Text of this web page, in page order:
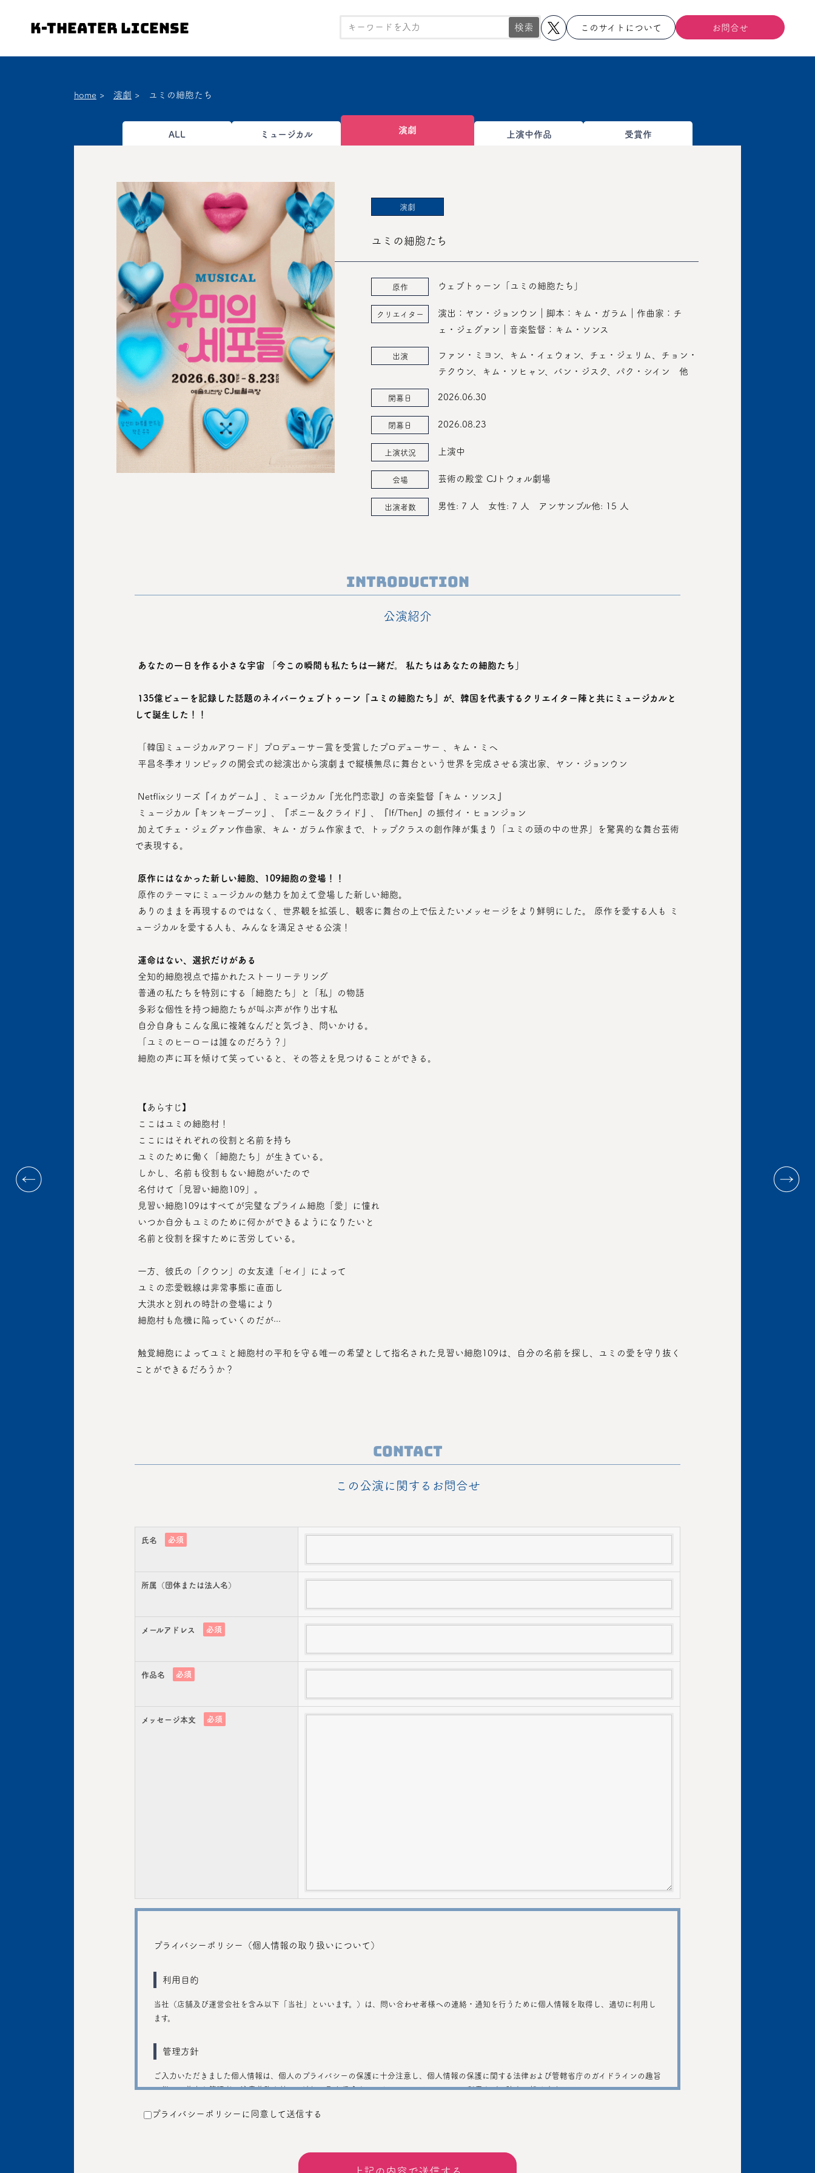
K-Theater License 検索 このサイトについて お問合せ
home > 演劇 > ユミの細胞たち
ALL ミュージカル 演劇 上演中作品 受賞作
演劇
ユミの細胞たち
原作 ウェブトゥーン「ユミの細胞たち」
クリエイター
演出：ヤン・ジョンウン｜脚本：キム・ガラム｜作曲家：チ
ェ・ジェグァン｜音楽監督：キム・ソンス
出演
ファン・ミヨン、キム・イェウォン、チェ・ジェリム、チョン・
テクウン、キム・ソヒャン、バン・ジスク、パク・シイン 他
開幕日 2026.06.30
閉幕日 2026.08.23
上演状況 上演中
会場 芸術の殿堂 CJトウォル劇場
出演者数 男性: 7 人 女性: 7 人 アンサンブル他: 15 人
Introduction
公演紹介
あなたの一日を作る小さな宇宙 「今この瞬間も私たちは一緒だ。 私たちはあなたの細胞たち」
135億ビューを記録した話題のネイバーウェブトゥーン『ユミの細胞たち』が、韓国を代表するクリエイター陣と共にミュージカルと
して誕生した！！
「韓国ミュージカルアワード」プロデューサー賞を受賞したプロデューサー 、キム・ミヘ
平昌冬季オリンピックの開会式の総演出から演劇まで縦横無尽に舞台という世界を完成させる演出家、ヤン・ジョンウン
Netflixシリーズ『イカゲーム』、ミュージカル『光化門恋歌』の音楽監督『キム・ソンス』
ミュージカル『キンキーブーツ』、『ボニー＆クライド』、『If/Then』の振付イ・ヒョンジョン
で表現する。
原作にはなかった新しい細胞、109細胞の登場！！
原作のテーマにミュージカルの魅力を加えて登場した新しい細胞。
ュージカルを愛する人も、みんなを満足させる公演！
運命はない、選択だけがある
全知的細胞視点で描かれたストーリーテリング
普通の私たちを特別にする「細胞たち」と「私」の物語
多彩な個性を持つ細胞たちが叫ぶ声が作り出す私
自分自身もこんな風に複雑なんだと気づき、問いかける。
「ユミのヒーローは誰なのだろう？」
細胞の声に耳を傾けて笑っていると、その答えを見つけることができる。
【あらすじ】
ここはユミの細胞村！
ここにはそれぞれの役割と名前を持ち
ユミのために働く「細胞たち」が生きている。
しかし、名前も役割もない細胞がいたので
名付けて「見習い細胞109」。
見習い細胞109はすべてが完璧なプライム細胞「愛」に憧れ
いつか自分もユミのために何かができるようになりたいと
名前と役割を探すために苦労している。
一方、彼氏の「クウン」の女友達「セイ」によって
ユミの恋愛戦線は非常事態に直面し
大洪水と別れの時計の登場により
細胞村も危機に陥っていくのだが···
ことができるだろうか？
Contact
この公演に関するお問合せ
氏名 必須
所属（団体または法人名）
メールアドレス 必須
作品名 必須
メッセージ本文 必須
プライバシーポリシー（個人情報の取り扱いについて）
利用目的
当社（店舗及び運営会社を含み以下「当社」といいます。）は、問い合わせ者様への連絡・通知を行うために個人情報を取得し、適切に利用し
ます。
管理方針
ご入力いただきました個人情報は、個人のプライバシーの保護に十分注意し、個人情報の保護に関する法律および管轄省庁のガイドラインの趣旨
に従い、善良な管理者の注意義務を持って適切に取り扱うものとし、不正アクセス、不正利用などの防止に努めます。
プライバシーポリシーに同意して送信する